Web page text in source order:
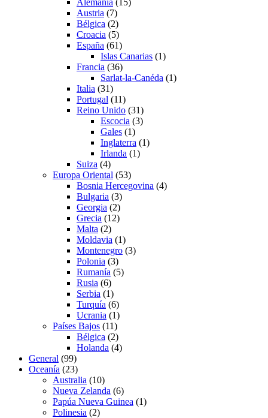
Austria (7)
Bélgica (2)
Croacia (5)
España (61)
Islas Canarias (1)
Francia (36)
Sarlat-la-Canéda (1)
Italia (31)
Portugal (11)
Reino Unido (31)
Escocia (3)
Gales (1)
Inglaterra (1)
Irlanda (1)
Suiza (4)
Europa Oriental (53)
Bosnia Hercegovina (4)
Bulgaria (3)
Georgia (2)
Grecia (12)
Malta (2)
Moldavia (1)
Montenegro (3)
Polonia (3)
Rumanía (5)
Rusia (6)
Serbia (1)
Turquía (6)
Ucrania (1)
Países Bajos (11)
Bélgica (2)
Holanda (4)
General (99)
Oceanía (23)
Australia (10)
Nueva Zelanda (6)
Papúa Nueva Guinea (1)
Polinesia (2)